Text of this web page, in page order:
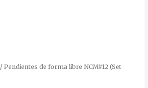
/ Pendientes de forma libre NCM#12 (Set